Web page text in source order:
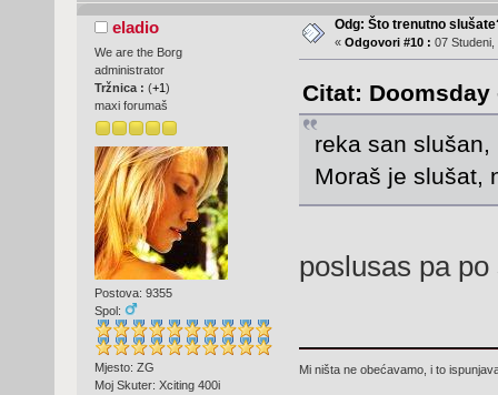
eladio
We are the Borg
administrator
Tržnica : (+1)
maxi forumaš
Postova: 9355
Spol:
Mjesto: ZG
Moj Skuter: Xciting 400i
Odg: Što trenutno
« Odgovori #10 : 07
Citat: Doomsday
reka san
Moraš je slušat,
poslusas pa
Mi ništa ne obećavamo, i to